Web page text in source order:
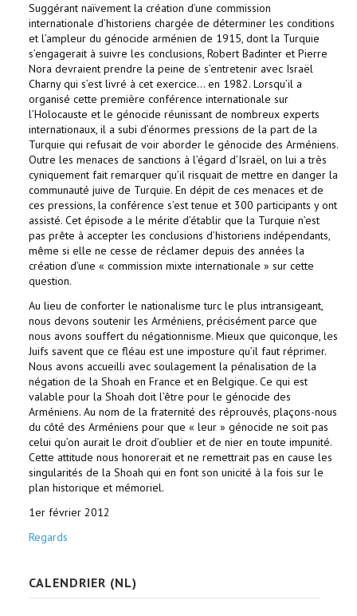
Suggérant naïvement la création d’une commission
internationale d’historiens chargée de déterminer les conditions
et l’ampleur du génocide arménien de 1915, dont la Turquie
s’engagerait à suivre les conclusions, Robert Badinter et Pierre
Nora devraient prendre la peine de s’entretenir avec Israël
Charny qui s’est livré à cet exercice… en 1982. Lorsqu’il a
organisé cette première conférence internationale sur
l’Holocauste et le génocide réunissant de nombreux experts
internationaux, il a subi d’énormes pressions de la part de la
Turquie qui refusait de voir aborder le génocide des Arméniens.
Outre les menaces de sanctions à l’égard d’Israël, on lui a très
cyniquement fait remarquer qu’il risquait de mettre en danger la
communauté juive de Turquie. En dépit de ces menaces et de
ces pressions, la conférence s’est tenue et 300 participants y ont
assisté. Cet épisode a le mérite d’établir que la Turquie n’est
pas prête à accepter les conclusions d’historiens indépendants,
même si elle ne cesse de réclamer depuis des années la
création d’une « commission mixte internationale » sur cette
question.
Au lieu de conforter le nationalisme turc le plus intransigeant,
nous devons soutenir les Arméniens, précisément parce que
nous avons souffert du négationnisme. Mieux que quiconque, les
Juifs savent que ce fléau est une imposture qu’il faut réprimer.
Nous avons accueilli avec soulagement la pénalisation de la
négation de la Shoah en France et en Belgique. Ce qui est
valable pour la Shoah doit l’être pour le génocide des
Arméniens. Au nom de la fraternité des réprouvés, plaçons-nous
du côté des Arméniens pour que « leur » génocide ne soit pas
celui qu’on aurait le droit d’oublier et de nier en toute impunité.
Cette attitude nous honorerait et ne remettrait pas en cause les
singularités de la Shoah qui en font son unicité à la fois sur le
plan historique et mémoriel.
1er février 2012
Regards
CALENDRIER (NL)